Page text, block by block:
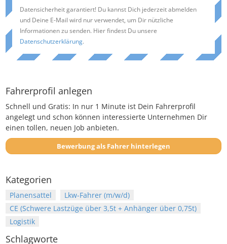
Datensicherheit garantiert! Du kannst Dich jederzeit abmelden
und Deine E-Mail wird nur verwendet, um Dir nützliche
Informationen zu senden. Hier findest Du unsere
Datenschutzerklärung.
Fahrerprofil anlegen
Schnell und Gratis: In nur 1 Minute ist Dein Fahrerprofil
angelegt und schon können interessierte Unternehmen Dir
einen tollen, neuen Job anbieten.
Bewerbung als Fahrer hinterlegen
Kategorien
Planensattel
Lkw-Fahrer (m/w/d)
CE (Schwere Lastzüge über 3,5t + Anhänger über 0,75t)
Logistik
Schlagworte